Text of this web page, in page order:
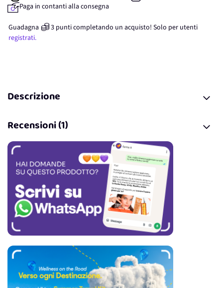
Paga in contanti alla consegna
Guadagna 3 punticompletando un acquisto! Solo per utenti
registrati.
Descrizione
Recensioni (1)